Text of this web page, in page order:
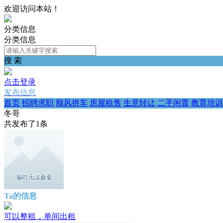
欢迎访问本站！
分类信息
分类信息
搜 索
点击登录
发布信息
首页 招聘求职 顺风拼车 房屋租售 生意转让 二手闲置 教育培训
冬哥
共发布了1条
Ta的信息
可以整租，单间出租